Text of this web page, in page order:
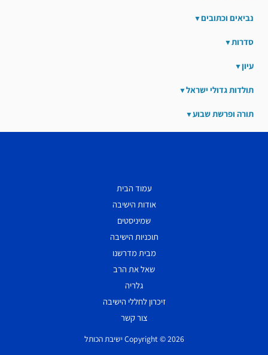
נביאים וכתובים
סדרות
עיון
תולדות גדולי ישראל
תורה ופרשת שבוע
עמוד הבית
אודות הישיבה
שמיניסטים
תוכניות הישיבה
מבית מדרשנו
שאל את הרב
גלריה
זיכרון לחללי הישיבה
צור קשר
Copyright © 2026 ישיבת הכותל